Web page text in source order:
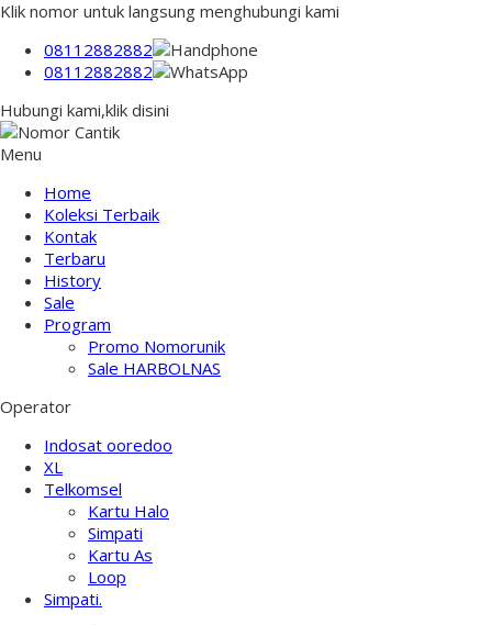
Klik nomor untuk langsung menghubungi kami
08112882882
08112882882
Hubungi kami,klik disini
Menu
Home
Koleksi Terbaik
Kontak
Terbaru
History
Sale
Program
Promo Nomorunik
Sale HARBOLNAS
Operator
Indosat ooredoo
XL
Telkomsel
Kartu Halo
Simpati
Kartu As
Loop
Simpati.